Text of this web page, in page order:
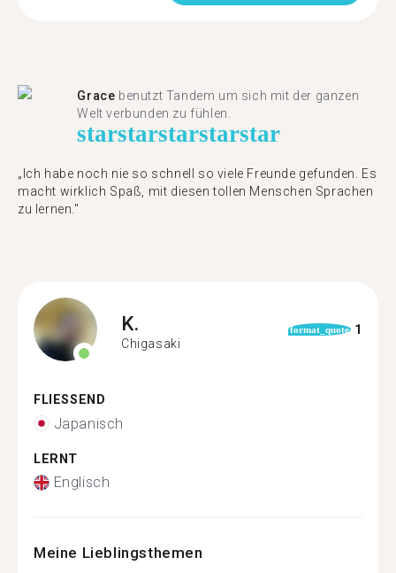
Grace benutzt Tandem um sich mit der ganzen
Welt verbunden zu fühlen.
starstarstarstarstar
„Ich habe noch nie so schnell so viele Freunde gefunden. Es
macht wirklich Spaß, mit diesen tollen Menschen Sprachen
zu lernen."
K.
Chigasaki
format_quote 1
FLIESSEND
Japanisch
LERNT
Englisch
Meine Lieblingsthemen